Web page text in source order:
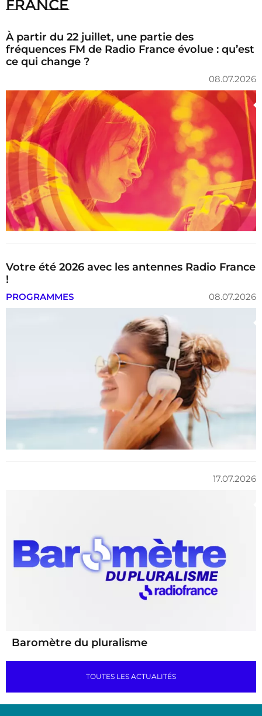
France
À partir du 22 juillet, une partie des
fréquences FM de Radio France évolue : qu’est
ce qui change ?
08.07.2026
Votre été 2026 avec les antennes Radio France
!
PROGRAMMES 08.07.2026
Baromètre du pluralisme
17.07.2026
TOUTES LES ACTUALITÉS